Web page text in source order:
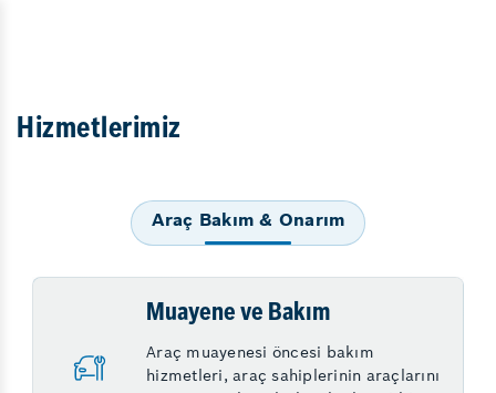
Hizmetlerimiz
Araç Bakım & Onarım
Muayene ve Bakım
Araç muayenesi öncesi bakım
hizmetleri, araç sahiplerinin araçlarını